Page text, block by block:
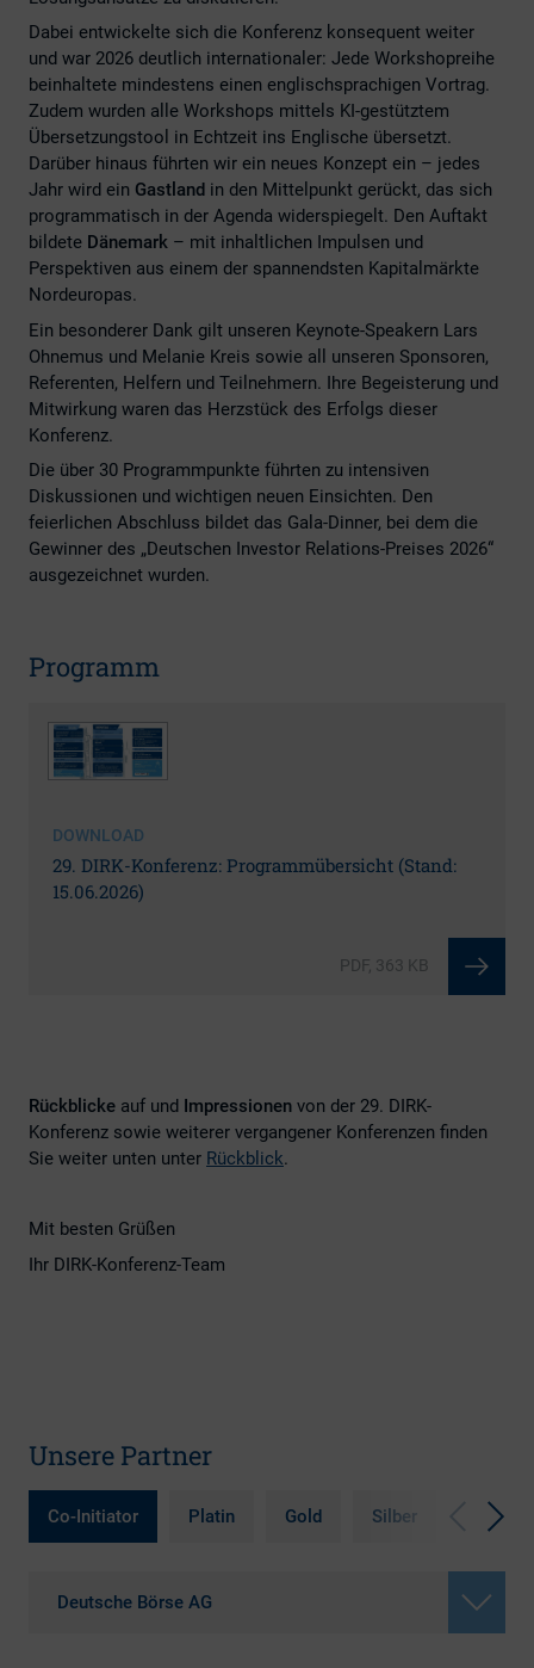
Dabei entwickelte sich die Konferenz konsequent weiter
und war 2026 deutlich internationaler: Jede Workshopreihe
beinhaltete mindestens einen englischsprachigen Vortrag.
Zudem wurden alle Workshops mittels KI-gestütztem
Übersetzungstool in Echtzeit ins Englische übersetzt.
Darüber hinaus führten wir ein neues Konzept ein – jedes
Jahr wird ein Gastland in den Mittelpunkt gerückt, das sich
programmatisch in der Agenda widerspiegelt. Den Auftakt
bildete Dänemark – mit inhaltlichen Impulsen und
Perspektiven aus einem der spannendsten Kapitalmärkte
Nordeuropas.
Ein besonderer Dank gilt unseren Keynote-Speakern Lars
Ohnemus und Melanie Kreis sowie all unseren Sponsoren,
Referenten, Helfern und Teilnehmern. Ihre Begeisterung und
Mitwirkung waren das Herzstück des Erfolgs dieser
Konferenz.
Die über 30 Programmpunkte führten zu intensiven
Diskussionen und wichtigen neuen Einsichten. Den
feierlichen Abschluss bildet das Gala-Dinner, bei dem die
Gewinner des „Deutschen Investor Relations-Preises 2026“
ausgezeichnet wurden.
Programm
DOWNLOAD
29. DIRK-Konferenz: Programmübersicht (Stand:
15.06.2026)
PDF, 363 KB
Rückblicke auf und Impressionen von der 29. DIRK-
Konferenz sowie weiterer vergangener Konferenzen finden
Sie weiter unten unter Rückblick.
Mit besten Grüßen
Ihr DIRK-Konferenz-Team
Unsere Partner
Co-Initiator Platin Gold Silber Bronze
Deutsche Börse AG